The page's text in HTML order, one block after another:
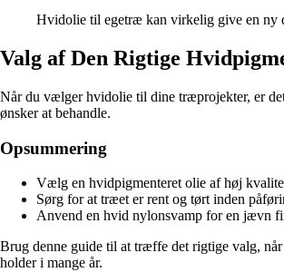
Hvidolie til egetræ kan virkelig give en ny
Valg af Den Rigtige
Når du vælger hvidolie til dine træprojekter, er
ønsker at behandle.
Opsummering
Vælg en hvidpigmenteret olie af høj
Sørg for at træet er rent og tørt inden
Anvend en hvid nylonsvamp for en jævn
Brug denne guide til at træffe det rigtige valg,
holder i mange år.